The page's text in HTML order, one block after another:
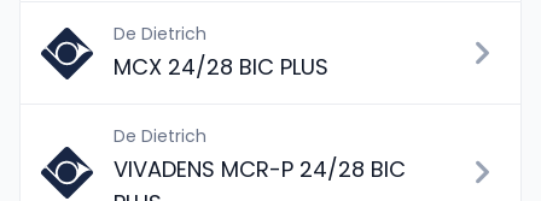
De Dietrich
MCX 24/28 BIC PLUS
De Dietrich
VIVADENS MCR-P 24/28 BIC